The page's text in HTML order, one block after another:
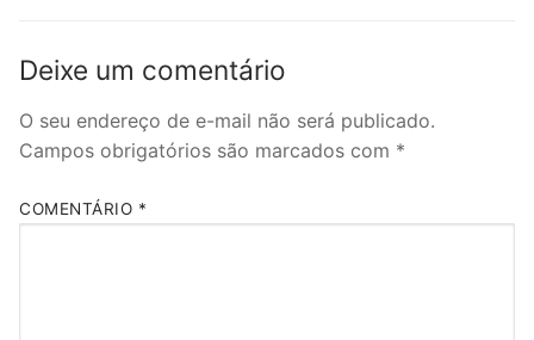
Deixe um comentário
O seu endereço de e-mail não será publicado.
Campos obrigatórios são marcados com *
COMENTÁRIO *